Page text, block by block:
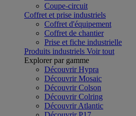
Coupe-circuit
Coffret et prise industriels
Coffret d'équipement
Coffret de chantier
Prise et fiche industrielle
Produits industriels Voir tout
Explorer par gamme
Découvrir Hypra
Découvrir Mosaic
Découvrir Colson
Découvrir Colring
Découvrir Atlantic